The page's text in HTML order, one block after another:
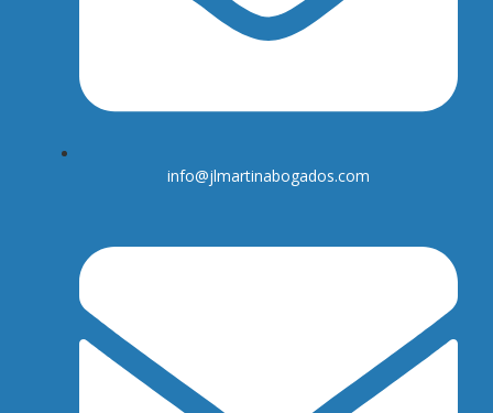
info@jlmartinabogados.com